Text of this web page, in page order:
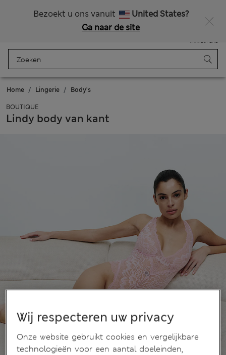
Bezoekt u ons vanuit
United States?
Ga naar de site
Winkelmand
Home Lingerie Body's
BOUTIQUE
Lindy body van kant
Wij respecteren uw privacy
Onze website gebruikt cookies en vergelijkbare
technologieën voor een aantal doeleinden,